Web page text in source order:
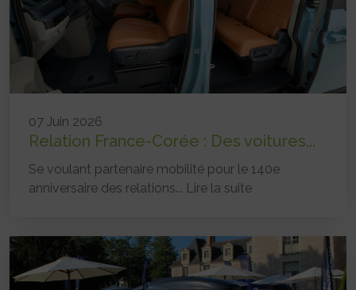
07 Juin 2026
Relation France-Corée : Des voitures...
Se voulant partenaire mobilité pour le 140e
anniversaire des relations... Lire la suite